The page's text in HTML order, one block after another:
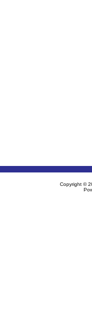
Copyright ©